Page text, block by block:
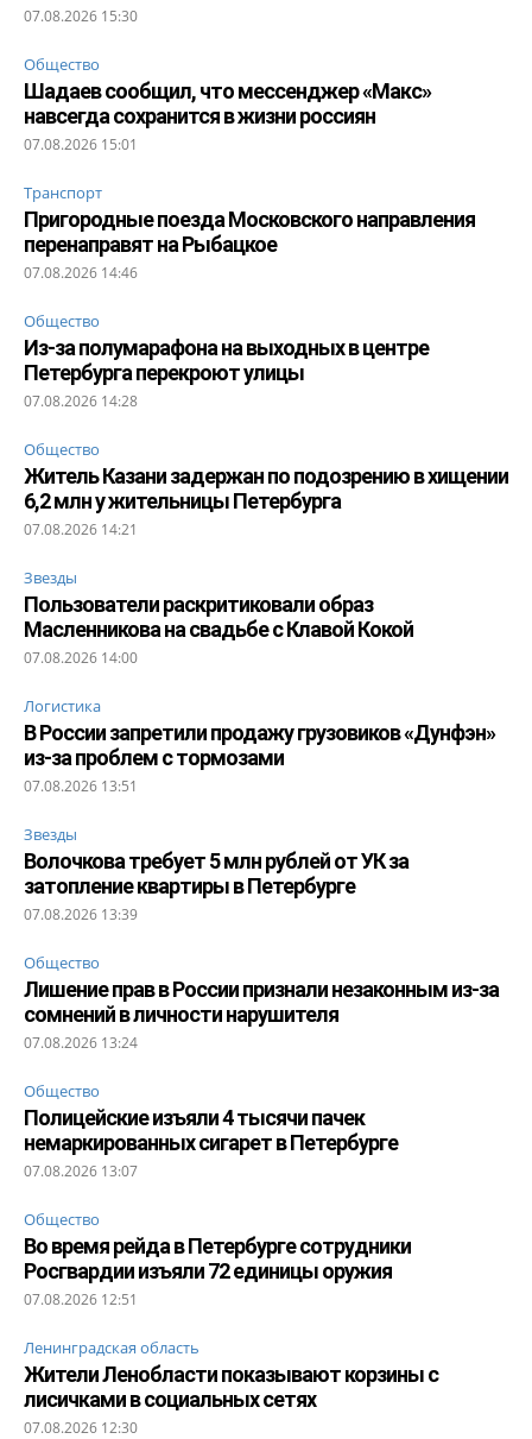
07.08.2026 15:30
Общество
Шадаев сообщил, что мессенджер «Макс»
навсегда сохранится в жизни россиян
07.08.2026 15:01
Транспорт
Пригородные поезда Московского направления
перенаправят на Рыбацкое
07.08.2026 14:46
Общество
Из-за полумарафона на выходных в центре
Петербурга перекроют улицы
07.08.2026 14:28
Общество
Житель Казани задержан по подозрению в хищении
6,2 млн у жительницы Петербурга
07.08.2026 14:21
Звезды
Пользователи раскритиковали образ
Масленникова на свадьбе с Клавой Кокой
07.08.2026 14:00
Логистика
В России запретили продажу грузовиков «Дунфэн»
из-за проблем с тормозами
07.08.2026 13:51
Звезды
Волочкова требует 5 млн рублей от УК за
затопление квартиры в Петербурге
07.08.2026 13:39
Общество
Лишение прав в России признали незаконным из-за
сомнений в личности нарушителя
07.08.2026 13:24
Общество
Полицейские изъяли 4 тысячи пачек
немаркированных сигарет в Петербурге
07.08.2026 13:07
Общество
Во время рейда в Петербурге сотрудники
Росгвардии изъяли 72 единицы оружия
07.08.2026 12:51
Ленинградская область
Жители Ленобласти показывают корзины с
лисичками в социальных сетях
07.08.2026 12:30